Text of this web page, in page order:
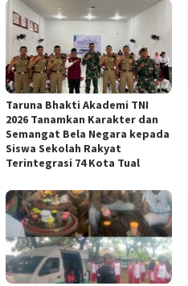
Taruna Bhakti Akademi TNI
2026 Tanamkan Karakter dan
Semangat Bela Negara kepada
Siswa Sekolah Rakyat
Terintegrasi 74 Kota Tual